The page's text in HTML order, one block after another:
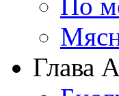
По
Глава